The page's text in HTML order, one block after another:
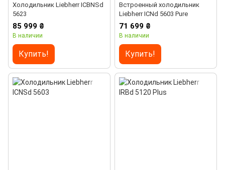
Холодильник Liebherr ICBNSd
5623
85 999 ₴
В наличии
Купить!
Встроенный холодильник
Liebherr ICNd 5603 Pure
71 699 ₴
В наличии
Купить!